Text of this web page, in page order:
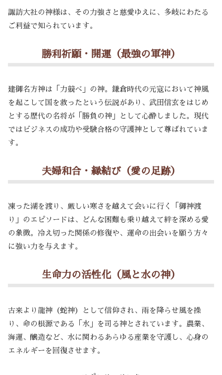
諏訪大社の神様は、その力強さと慈愛ゆえに、多岐にわたる
ご利益で知られています。
勝利祈願・開運（最強の軍神）
建御名方神は「力競べ」の神。鎌倉時代の元寇において神風
を起こして国を救ったという伝説があり、武田信玄をはじめ
とする歴代の名将が「勝負の神」として心酔しました。現代
ではビジネスの成功や受験合格の守護神として尊ばれていま
す。
夫婦和合・縁結び（愛の足跡）
凍った湖を渡り、厳しい寒さを越えて会いに行く「御神渡
り」のエピソードは、どんな困難も乗り越えて絆を深める愛
の象徴。冷え切った関係の修復や、運命の出会いを願う方々
に強い力を与えます。
生命力の活性化（風と水の神）
古来より龍神（蛇神）として信仰され、雨を降らせ風を操
り、命の根源である「水」を司る神とされています。農業、
海運、醸造など、水に関わるあらゆる産業を守護し、心身の
エネルギーを回復させます。